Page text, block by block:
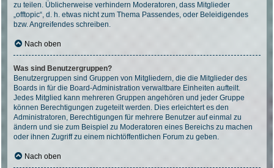
zu teilen. Üblicherweise verhindern Moderatoren, dass Mitglieder
„offtopic“, d. h. etwas nicht zum Thema Passendes, oder Beleidigendes
bzw. Angreifendes schreiben.
Nach oben
Was sind Benutzergruppen?
Benutzergruppen sind Gruppen von Mitgliedern, die die Mitglieder des
Boards in für die Board-Administration verwaltbare Einheiten aufteilt.
Jedes Mitglied kann mehreren Gruppen angehören und jeder Gruppe
können Berechtigungen zugeteilt werden. Dies erleichtert es den
Administratoren, Berechtigungen für mehrere Benutzer auf einmal zu
ändern und sie zum Beispiel zu Moderatoren eines Bereichs zu machen
oder ihnen Zugriff zu einem nichtöffentlichen Forum zu geben.
Nach oben